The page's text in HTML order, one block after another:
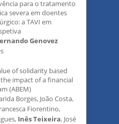
para o tratamento
severa em doentes
a TAVI em
Genovez
of solidarity based
impact of a financial
(ABEM)
Borges, João Costa,
Fiorentino,
Inês Teixeira, José